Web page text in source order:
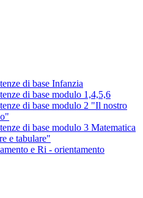
di base Infanzia
di base modulo 1,4,5,6
di base modulo 2 "Il nostro
di base modulo 3 Matematica
e tabulare"
e Ri - orientamento